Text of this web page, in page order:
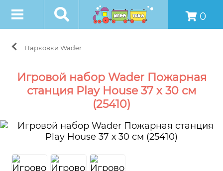
0
Парковки Wader
Игровой набор Wader Пожарная
станция Play House 37 х 30 см
(25410)